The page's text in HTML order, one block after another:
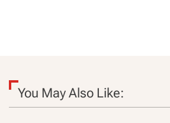
You May Also Like: